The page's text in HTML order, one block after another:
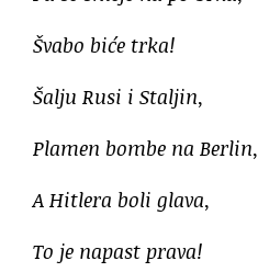
Švabo biće trka!
Šalju Rusi i Staljin,
Plamen bombe na Berlin,
A Hitlera boli glava,
To je napast prava!